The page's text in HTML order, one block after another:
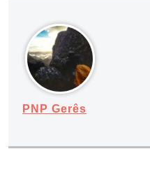
PNP Gerês